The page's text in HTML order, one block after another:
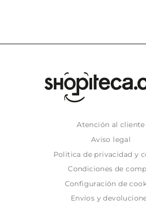
Atención al cliente
Aviso legal
Politica de privacidad y
Condiciones de
Configuración de
Envíos y